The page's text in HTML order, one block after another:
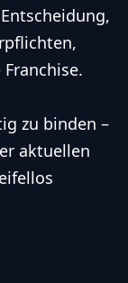
zu binden –
aktuellen